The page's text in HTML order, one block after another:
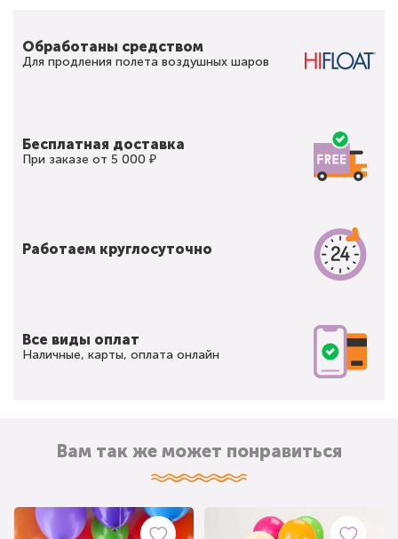
Обработаны средством
Для продления полета воздушных шаров
Бесплатная доставка
При заказе от 5 000 ₽
Работаем круглосуточно
Все виды оплат
Наличные, карты, оплата онлайн
Вам так же может понравиться